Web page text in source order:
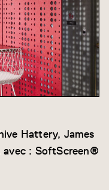
Hattery, James
: SoftScreen®